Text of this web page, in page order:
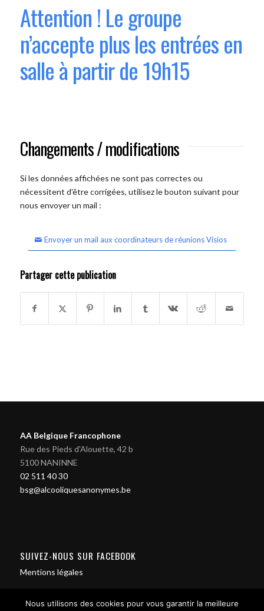
Attention ! Le groupe
n’accepte plus les entrées en
salle à partir de 19h15
Changements / modifications
Si les données affichées ne sont pas correctes ou
nécessitent d'être corrigées, utilisez le bouton suivant pour
nous envoyer un mail :
Envoyer un mail aux coordinateurs de réunions Visios
Partager cette publication
AA Belgique Francophone
Rue des Pieds d'Alouette, 42 b
5100 NANINNE
02 511 40 30
bsg@alcooliquesanonymes.be
SUIVEZ-NOUS SUR FACEBOOK
Mentions légales
Nous utilisons des cookies pour vous garantir la meilleure